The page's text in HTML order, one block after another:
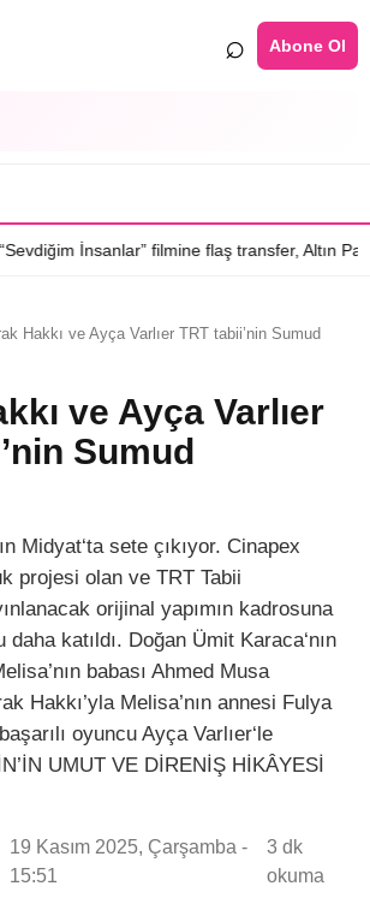
⌕ Abone Ol
flaş transfer, Altın Palmiye’li Vlad Ivanov
Hakkı ve Ayça Varlıer TRT tabii’nin Sumud
ve Ayça Varlıer
Sumud
Midyat‘ta sete çıkıyor. Cinapex
projesi olan ve TRT Tabii
orijinal yapımın kadrosuna
katıldı. Doğan Ümit Karaca‘nın
babası Ahmed Musa
Hakkı’yla Melisa’nın annesi Fulya
oyuncu Ayça Varlıer‘le
UMUT VE DİRENİŞ HİKÂYESİ
19 Kasım 2025, Çarşamba -
15:51
3 dk
okuma